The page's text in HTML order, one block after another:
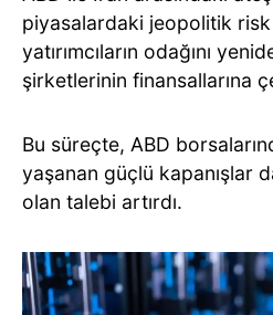
piyasalardaki jeopolitik risk
yatırımcıların odağını
şirketlerinin finansallarına
Bu süreçte, ABD
yaşanan güçlü kapanışlar
olan talebi artırdı.